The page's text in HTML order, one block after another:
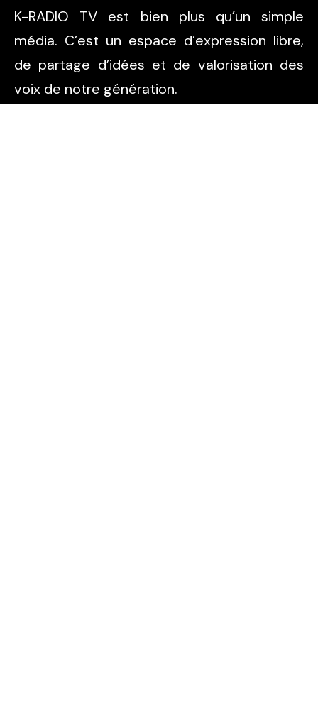
K-RADIO TV est bien plus qu’un simple
média. C’est un espace d’expression libre,
de partage d’idées et de valorisation des
voix de notre génération.